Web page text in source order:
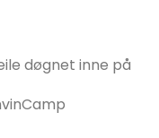
døgnet inne på